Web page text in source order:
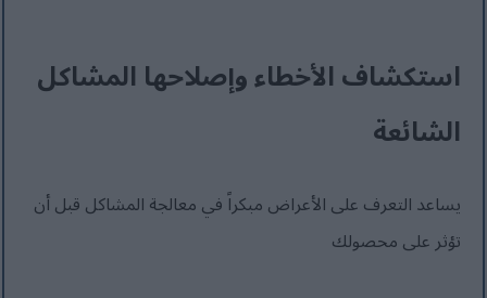
استكشاف الأخطاء وإصلاحها المشاكل
الشائعة
يساعد التعرف على الأعراض مبكراً في معالجة المشاكل قبل أن
تؤثر على محصولك